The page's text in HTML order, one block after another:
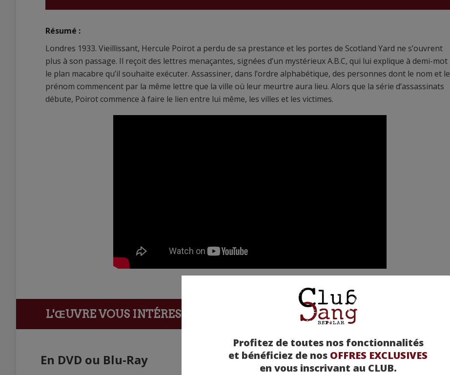
Profitez de toutes nos fonctionnalités
et bénéficiez de nos OFFRES EXCLUSIVES
en vous inscrivant au CLUB.
Résumé :
Londres 1933. Vieillissant, Hercule Poirot a perdu de sa prestance et les portes de Scotland Yard ne s’ouvrent
plus à son passage. Il reçoit des lettres menaçantes, signées d’un mystérieux A.B.C, qui lui explique à demi-mot
le plan macabre qu’il souhaite exécuter. Assassiner, dans l’ordre alphabétique, des personnes dont le nom et le
prénom commencent par la même lettre que la ville où leur meurtre aura lieu. Alors que la série d’assassinats
débute, Poirot commence à faire le lien entre lui même, les villes et les victimes.
L'ŒUVRE VOUS INTÉRESSE ? Achetez-la chez nos partenaires !
En DVD ou Blu-Ray